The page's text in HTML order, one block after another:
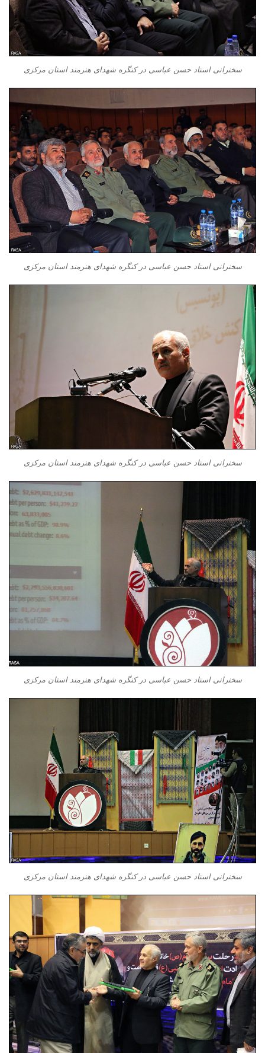
سخنرانی استاد حسن عباسی در کنگره شهدای هنرمند استان مرکزی
سخنرانی استاد حسن عباسی در کنگره شهدای هنرمند استان مرکزی
سخنرانی استاد حسن عباسی در کنگره شهدای هنرمند استان مرکزی
سخنرانی استاد حسن عباسی در کنگره شهدای هنرمند استان مرکزی
سخنرانی استاد حسن عباسی در کنگره شهدای هنرمند استان مرکزی